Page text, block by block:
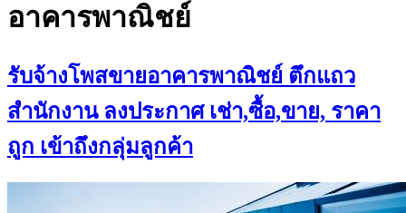
อาคารพาณิชย์
รับจ้างโพสขายอาคารพาณิชย์ ตึกแถว
สำนักงาน ลงประกาศ เช่า,ซื้อ,ขาย, ราคา
ถูก เข้าถึงกลุ่มลูกค้า